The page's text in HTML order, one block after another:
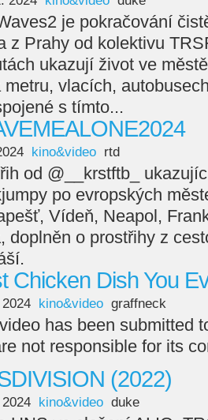
je pokračování
z Prahy od kolektivu
ukazují život ve
vlacích,
s tímto...
kino&video rtd
od @__krstftb_
po evropských
Vídeň, Neapol,
doplněn o prostřihy z
Chicken Dish You
kino&video graffneck
has been submitted
not responsible for its
(2022)
kino&video duke